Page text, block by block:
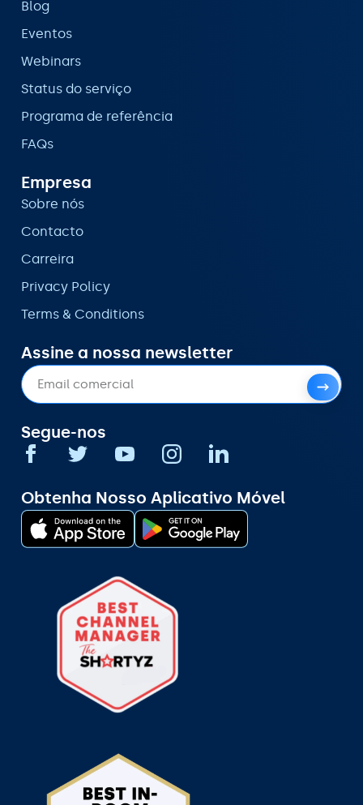
Blog
Eventos
Webinars
Status do serviço
Programa de referência
FAQs
Empresa
Sobre nós
Contacto
Carreira
Privacy Policy
Terms & Conditions
Assine a nossa newsletter
Segue-nos
Obtenha Nosso Aplicativo Móvel